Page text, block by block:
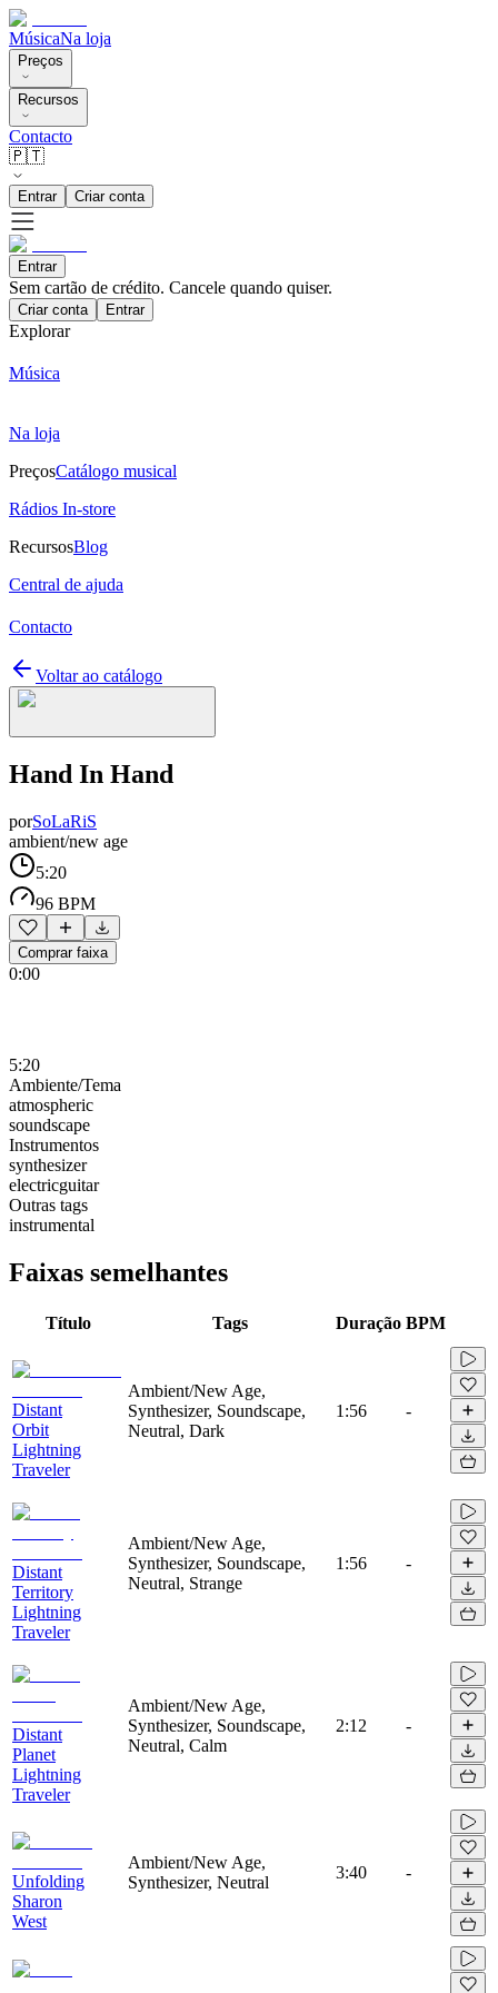
MúsicaNa loja
Preços
Recursos
Contacto
🇵🇹
Entrar Criar conta
Entrar
Sem cartão de crédito. Cancele quando quiser.
Criar conta Entrar
Explorar
Música
Na loja
PreçosCatálogo musical
Rádios In-store
RecursosBlog
Central de ajuda
Contacto
Voltar ao catálogo
Hand In Hand
porSoLaRiS
ambient/new age
5:20
96 BPM
Comprar faixa
0:00
5:20
Ambiente/Tema
atmospheric
soundscape
Instrumentos
synthesizer
electricguitar
Outras tags
instrumental
Faixas semelhantes
Título Tags Duração BPM
Distant
Orbit
Lightning
Traveler
Ambient/New Age,
Synthesizer, Soundscape,
Neutral, Dark
1:56 -
Distant
Territory
Lightning
Traveler
Ambient/New Age,
Synthesizer, Soundscape,
Neutral, Strange
1:56 -
Distant
Planet
Lightning
Traveler
Ambient/New Age,
Synthesizer, Soundscape,
Neutral, Calm
2:12 -
Unfolding
Sharon
West
Ambient/New Age,
Synthesizer, Neutral
3:40 -